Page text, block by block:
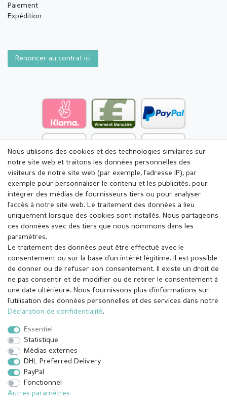
Paiement
Expédition
Renoncer au contrat ici
Mentions légales Déclaration de confidentialité
Rétracter le contrat ici
Nous utilisons des cookies et des technologies similaires sur
notre site web et traitons les données personnelles des
visiteurs de notre site web (par exemple, l'adresse IP), par
exemple pour personnaliser le contenu et les publicités, pour
intégrer des médias de fournisseurs tiers ou pour analyser
l'accès à notre site web. Le traitement des données a lieu
uniquement lorsque des cookies sont installés. Nous partageons
ces données avec des tiers que nous nommons dans les
paramètres.
Le traitement des données peut être effectué avec le
consentement ou sur la base d'un intérêt légitime. Il est possible
de donner ou de refuser son consentement. Il existe un droit de
ne pas consentir et de modifier ou de retirer le consentement à
une date ultérieure. Nous fournissons plus d'informations sur
l'utilisation des données personnelles et des services dans notre
Déclaration de confidentialité.
Essentiel
Statistique
Médias externes
DHL Preferred Delivery
PayPal
Fonctionnel
Autres paramètres